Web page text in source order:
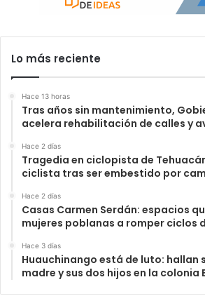
Lo más reciente
Hace 13 horas
Tras años sin mantenimiento,
acelera rehabilitación de calles y
Hace 2 días
Tragedia en ciclopista de
ciclista tras ser embestido por
Hace 2 días
Casas Carmen Serdán: espacios
mujeres poblanas a romper ciclos
Hace 3 días
Huauchinango está de luto: hallan
madre y sus dos hijos en la colonia